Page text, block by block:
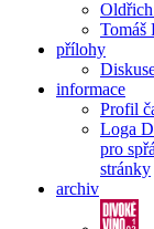
Oldřich
Tomáš
přílohy
informace
Profil
Loga
pro
stránky
archiv